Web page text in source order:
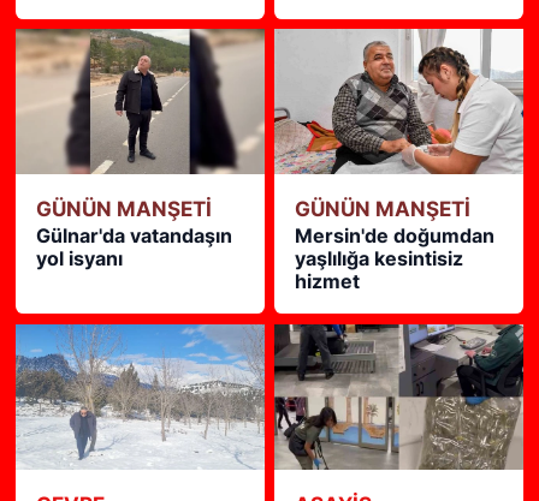
GÜNÜN MANŞETİ
Gülnar'da vatandaşın
yol isyanı
GÜNÜN MANŞETİ
Mersin'de doğumdan
yaşlılığa kesintisiz
hizmet